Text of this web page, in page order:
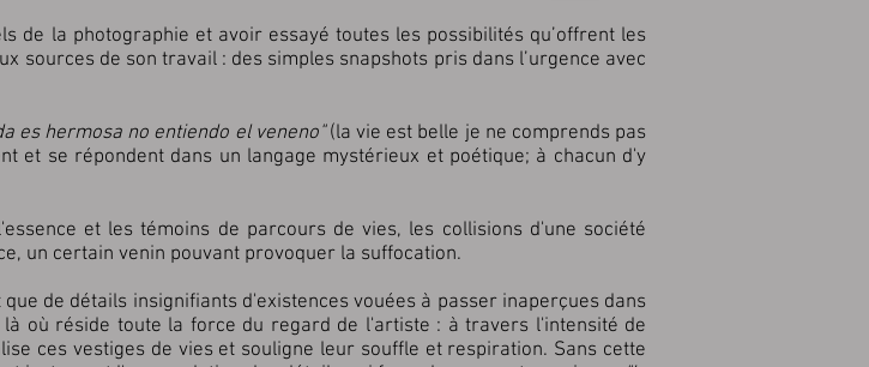
de la photographie et avoir essayé toutes les possibilités qu’offrent les
sources de son travail : des simples snapshots pris dans l’urgence avec
es hermosa no entiendo el veneno"(la vie est belle je ne comprends pas
et se répondent dans un langage mystérieux et poétique; à chacun d'y
et les témoins de parcours de vies, les collisions d'une société
un certain venin pouvant provoquer la suffocation.
de détails insignifiants d'existences vouées à passer inaperçues dans
où réside toute la force du regard de l'artiste : à travers l'intensité de
ces vestiges de vies et souligne leur souffle et respiration. Sans cette